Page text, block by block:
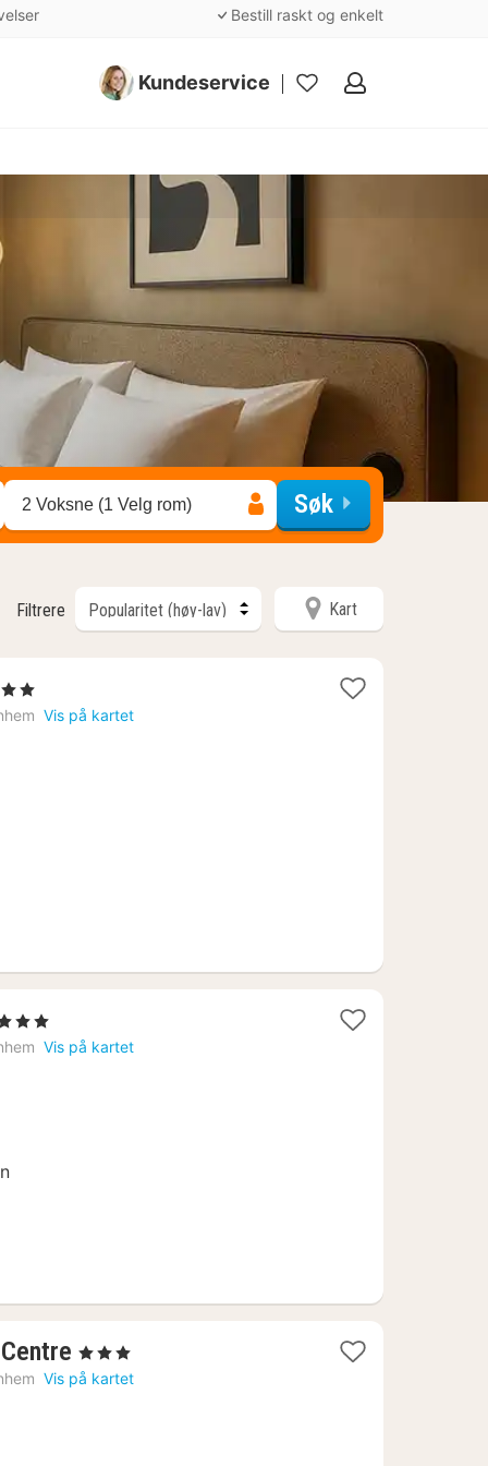
Bestill raskt og enkelt
Kundeservice
Mine
2 Voksne (1 Velg rom) Søk
Filtrere Kart
Vis på kartet
Vis på kartet
1
natt
, 3 Stjerner
Vis på kartet